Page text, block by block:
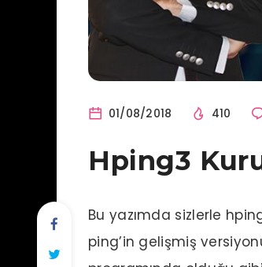
01/08/2018 410
Hping3
Bu yazımda sizlerle
ping’in gelişmiş